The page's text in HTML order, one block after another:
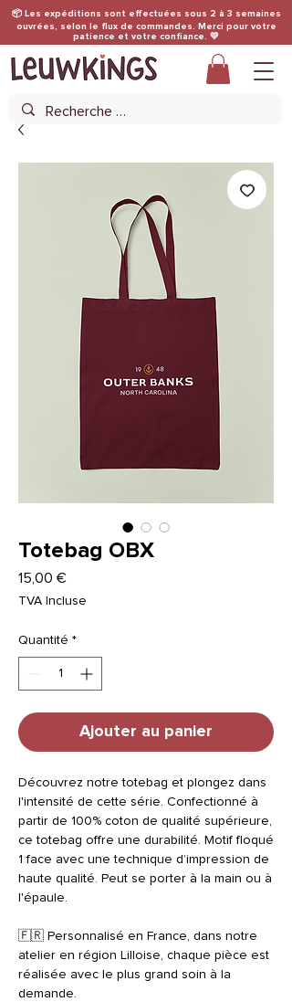
📦 Les expéditions sont effectuées sous 2 à 3 semaines
ouvrées, selon le flux de commandes. Merci pour votre
patience et votre confiance. 💛
Totebag OBX
15,00 €
TVA Incluse
Quantité *
Ajouter au panier
Découvrez notre totebag et plongez dans
l'intensité de cette série. Confectionné à
partir de 100% coton de qualité supérieure,
ce totebag offre une durabilité. Motif floqué
1 face avec une technique d’impression de
haute qualité. Peut se porter à la main ou à
l'épaule.
🇫🇷 Personnalisé en France, dans notre
atelier en région Lilloise, chaque pièce est
réalisée avec le plus grand soin à la
demande.